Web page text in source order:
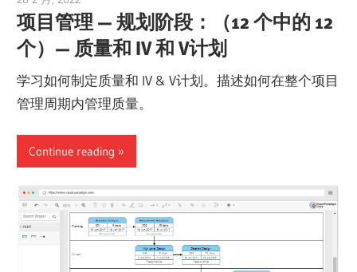
项目管理 — 规划阶段：（12 个中的 12
个）— 质量和 IV 和 V计划
学习如何制定质量和 IV & V计划。描述如何在整个项目
管理周期内管理质量。
Continue reading